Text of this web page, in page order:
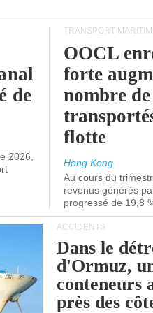
de
2026,
TRANSPORT
OOCL
forte
nombre
flotte
Hong Kong
Au cours du
revenus générés
progressé de 19,8
ACCIDENTS
Dans le
d'Ormuz,
conteneurs
près des